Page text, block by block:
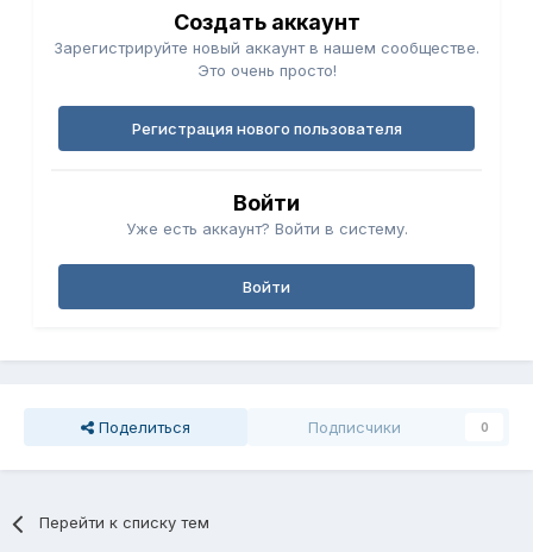
Создать аккаунт
Зарегистрируйте новый аккаунт в нашем сообществе.
Это очень просто!
Регистрация нового пользователя
Войти
Уже есть аккаунт? Войти в систему.
Войти
Поделиться Подписчики 0
Перейти к списку тем